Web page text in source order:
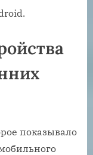
показывало